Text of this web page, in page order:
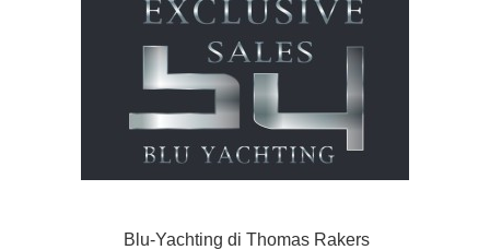
Blu-Yachting di Thomas Rakers